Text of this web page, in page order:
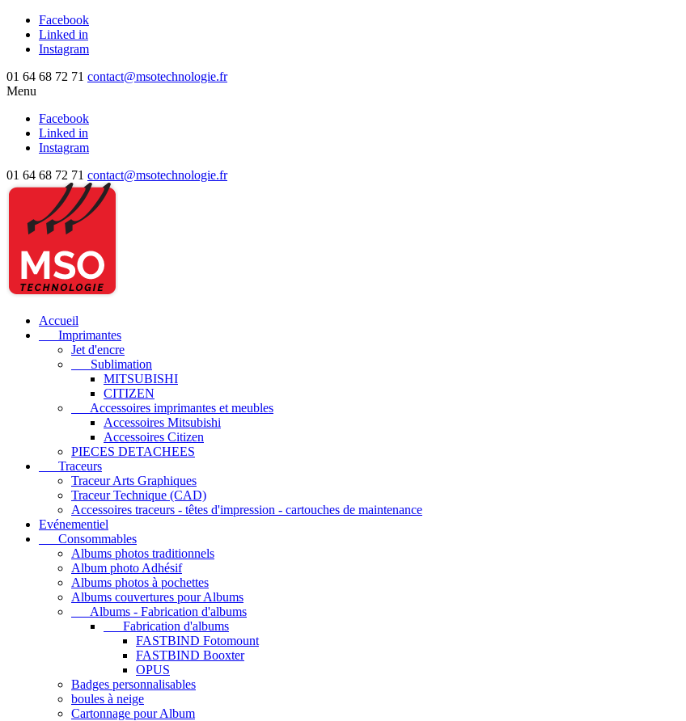
Facebook
Linked in
Instagram
01 64 68 72 71 contact@msotechnologie.fr
Menu
Facebook
Linked in
Instagram
01 64 68 72 71 contact@msotechnologie.fr
Accueil
Imprimantes
Jet d'encre
Sublimation
MITSUBISHI
CITIZEN
Accessoires imprimantes et meubles
Accessoires Mitsubishi
Accessoires Citizen
PIECES DETACHEES
Traceurs
Traceur Arts Graphiques
Traceur Technique (CAD)
Accessoires traceurs - têtes d'impression - cartouches de maintenance
Evénementiel
Consommables
Albums photos traditionnels
Album photo Adhésif
Albums photos à pochettes
Albums couvertures pour Albums
Albums - Fabrication d'albums
Fabrication d'albums
FASTBIND Fotomount
FASTBIND Booxter
OPUS
Badges personnalisables
boules à neige
Cartonnage pour Album